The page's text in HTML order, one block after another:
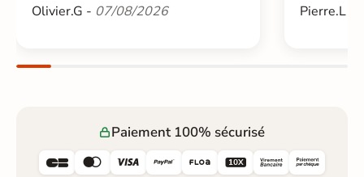
Olivier.G - 07/08/2026 Pierre.L -
Paiement 100% sécurisé
     